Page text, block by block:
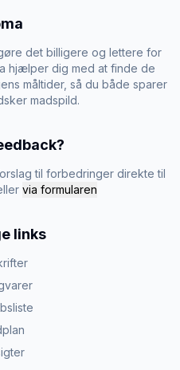
det billigere og lettere for
hjælper dig med at finde de
måltider, så du både sparer
madspild.
til forbedringer direkte til
via formularen
links